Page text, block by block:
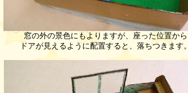
窓の外の景色にもよりますが、座った位置から
ドアが見えるように配置すると、落ちつきます。